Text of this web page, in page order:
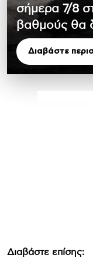
σήμερα 7/8
βαθμούς θα
Διαβάστε
Διαβάστε επίσης: